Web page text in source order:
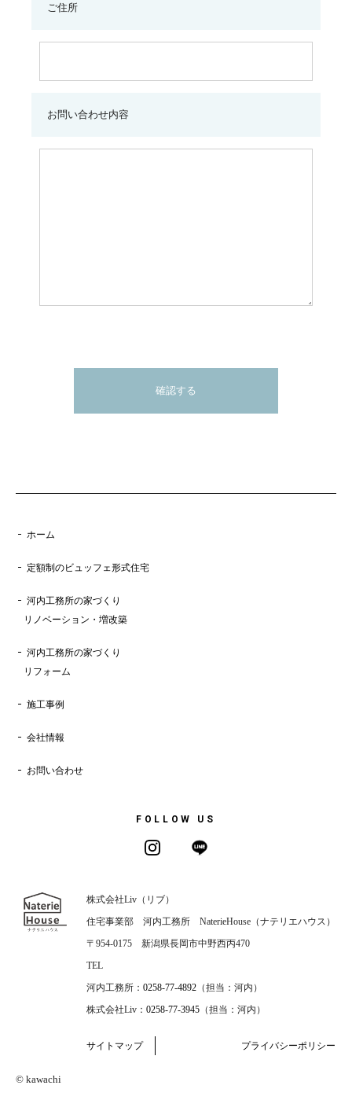
ご住所
お問い合わせ内容
株式会社Liv（リブ）
住宅事業部 河内工務所 NaterieHouse（ナテリエハウス）
〒954-0175 新潟県長岡市中野西丙470
TEL
河内工務所： 0258-77-4892 （担当：河内）
株式会社Liv： 0258-77-3945 （担当：河内）
サイトマップ プライバシーポリシー
ホーム
定額制のビュッフェ形式住宅
河内工務所の家づくり
リノベーション・増改築
河内工務所の家づくり
リフォーム
施工事例
会社情報
お問い合わせ
FOLLOW US
© kawachi